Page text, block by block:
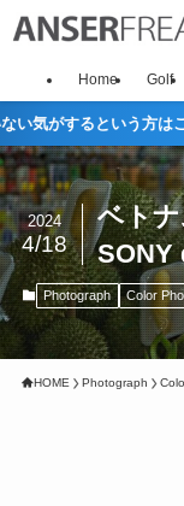
Home Golf
という方はこちらをク
ベト
SONY
2024
4/18
Photograph Color
HOME Photograph